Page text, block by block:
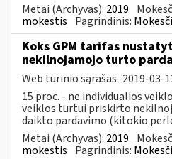
Metai (Archyvas): 2019
mokestis Pagrindinis:
Koks GPM tarifas
nekilnojamojo turto
Web turinio sąrašas 2019-03-
15 proc. - ne individualios
veiklos turtui priskirto
daikto pardavimo (kitokio
Metai (Archyvas): 2019
mokestis Pagrindinis: